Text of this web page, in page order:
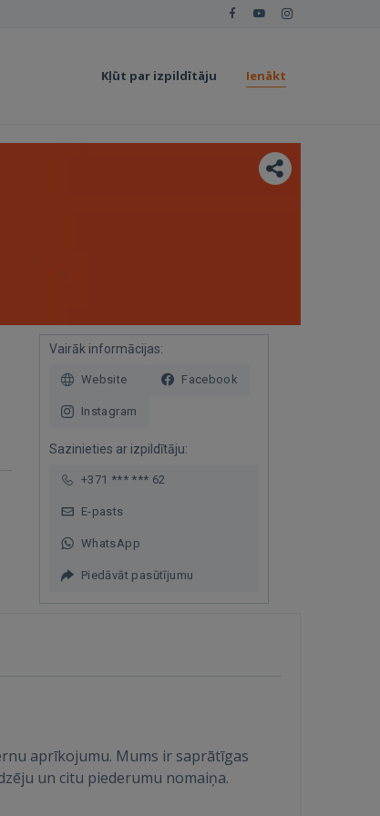
Kļūt par izpildītāju Ienākt
Vairāk informācijas:
Website Facebook
Instagram
Sazinieties ar izpildītāju:
+371 *** *** 62
E-pasts
WhatsApp
Piedāvāt pasūtījumu
aprīkojumu. Mums ir saprātīgas
un citu piederumu nomaiņa.